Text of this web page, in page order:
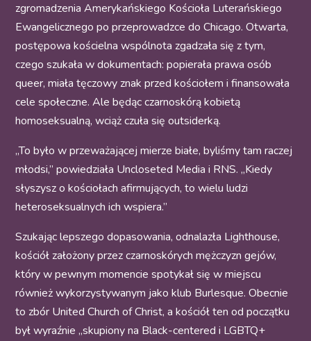
zgromadzenia Amerykańskiego Kościoła Luterańskiego
Ewangelicznego po przeprowadzce do Chicago. Otwarta,
postępowa kościelna wspólnota zgadzała się z tym,
czego szukała w dokumentach: popierała prawa osób
queer, miała tęczowy znak przed kościołem i finansowała
cele społeczne. Ale będąc czarnoskórą kobietą
homoseksualną, wciąż czuła się outsiderką.
„To było w przeważającej mierze białe, byliśmy tam raczej
młodsi,” powiedziała Uncloseted Media i RNS. „Kiedy
słyszysz o kościołach afirmujących, to wielu ludzi
heteroseksualnych ich wspiera.”
Szukając lepszego dopasowania, odnalazła Lighthouse,
kościół założony przez czarnoskórych mężczyzn gejów,
który w pewnym momencie spotykał się w miejscu
również wykorzystywanym jako klub Burlesque. Obecnie
to zbór United Church of Christ, a kościół ten od początku
był wyraźnie „skupiony na Black-centered i LGBTQ+